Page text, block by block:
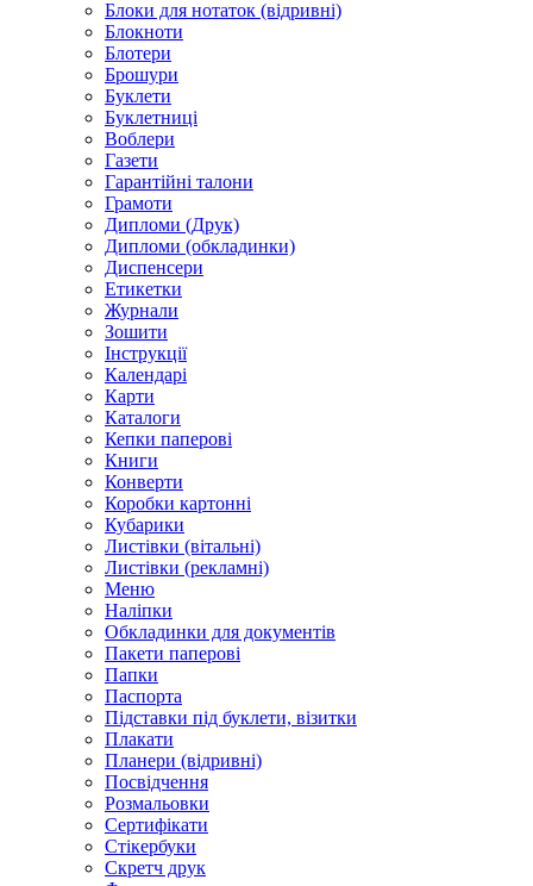
Блоки для нотаток (відривні)
Блокноти
Блотери
Брошури
Буклети
Буклетниці
Воблери
Газети
Гарантійні талони
Грамоти
Дипломи (Друк)
Дипломи (обкладинки)
Диспенсери
Етикетки
Журнали
Зошити
Інструкції
Календарі
Карти
Каталоги
Кепки паперові
Книги
Конверти
Коробки картонні
Кубарики
Листівки (вітальні)
Листівки (рекламні)
Меню
Наліпки
Обкладинки для документів
Пакети паперові
Папки
Паспорта
Підставки під буклети, візитки
Плакати
Планери (відривні)
Посвідчення
Розмальовки
Сертифікати
Стікербуки
Скретч друк